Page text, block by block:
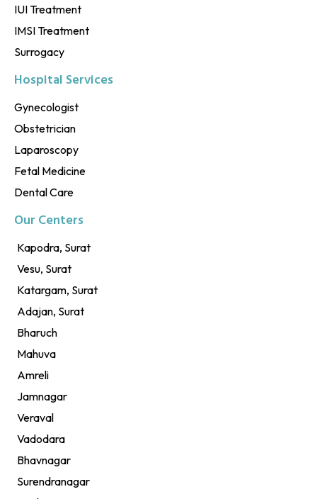
IUI Treatment
IMSI Treatment
Surrogacy
Hospital Services
Gynecologist
Obstetrician
Laparoscopy
Fetal Medicine
Dental Care
Our Centers
Kapodra, Surat
Vesu, Surat
Katargam, Surat
Adajan, Surat
Bharuch
Mahuva
Amreli
Jamnagar
Veraval
Vadodara
Bhavnagar
Surendranagar